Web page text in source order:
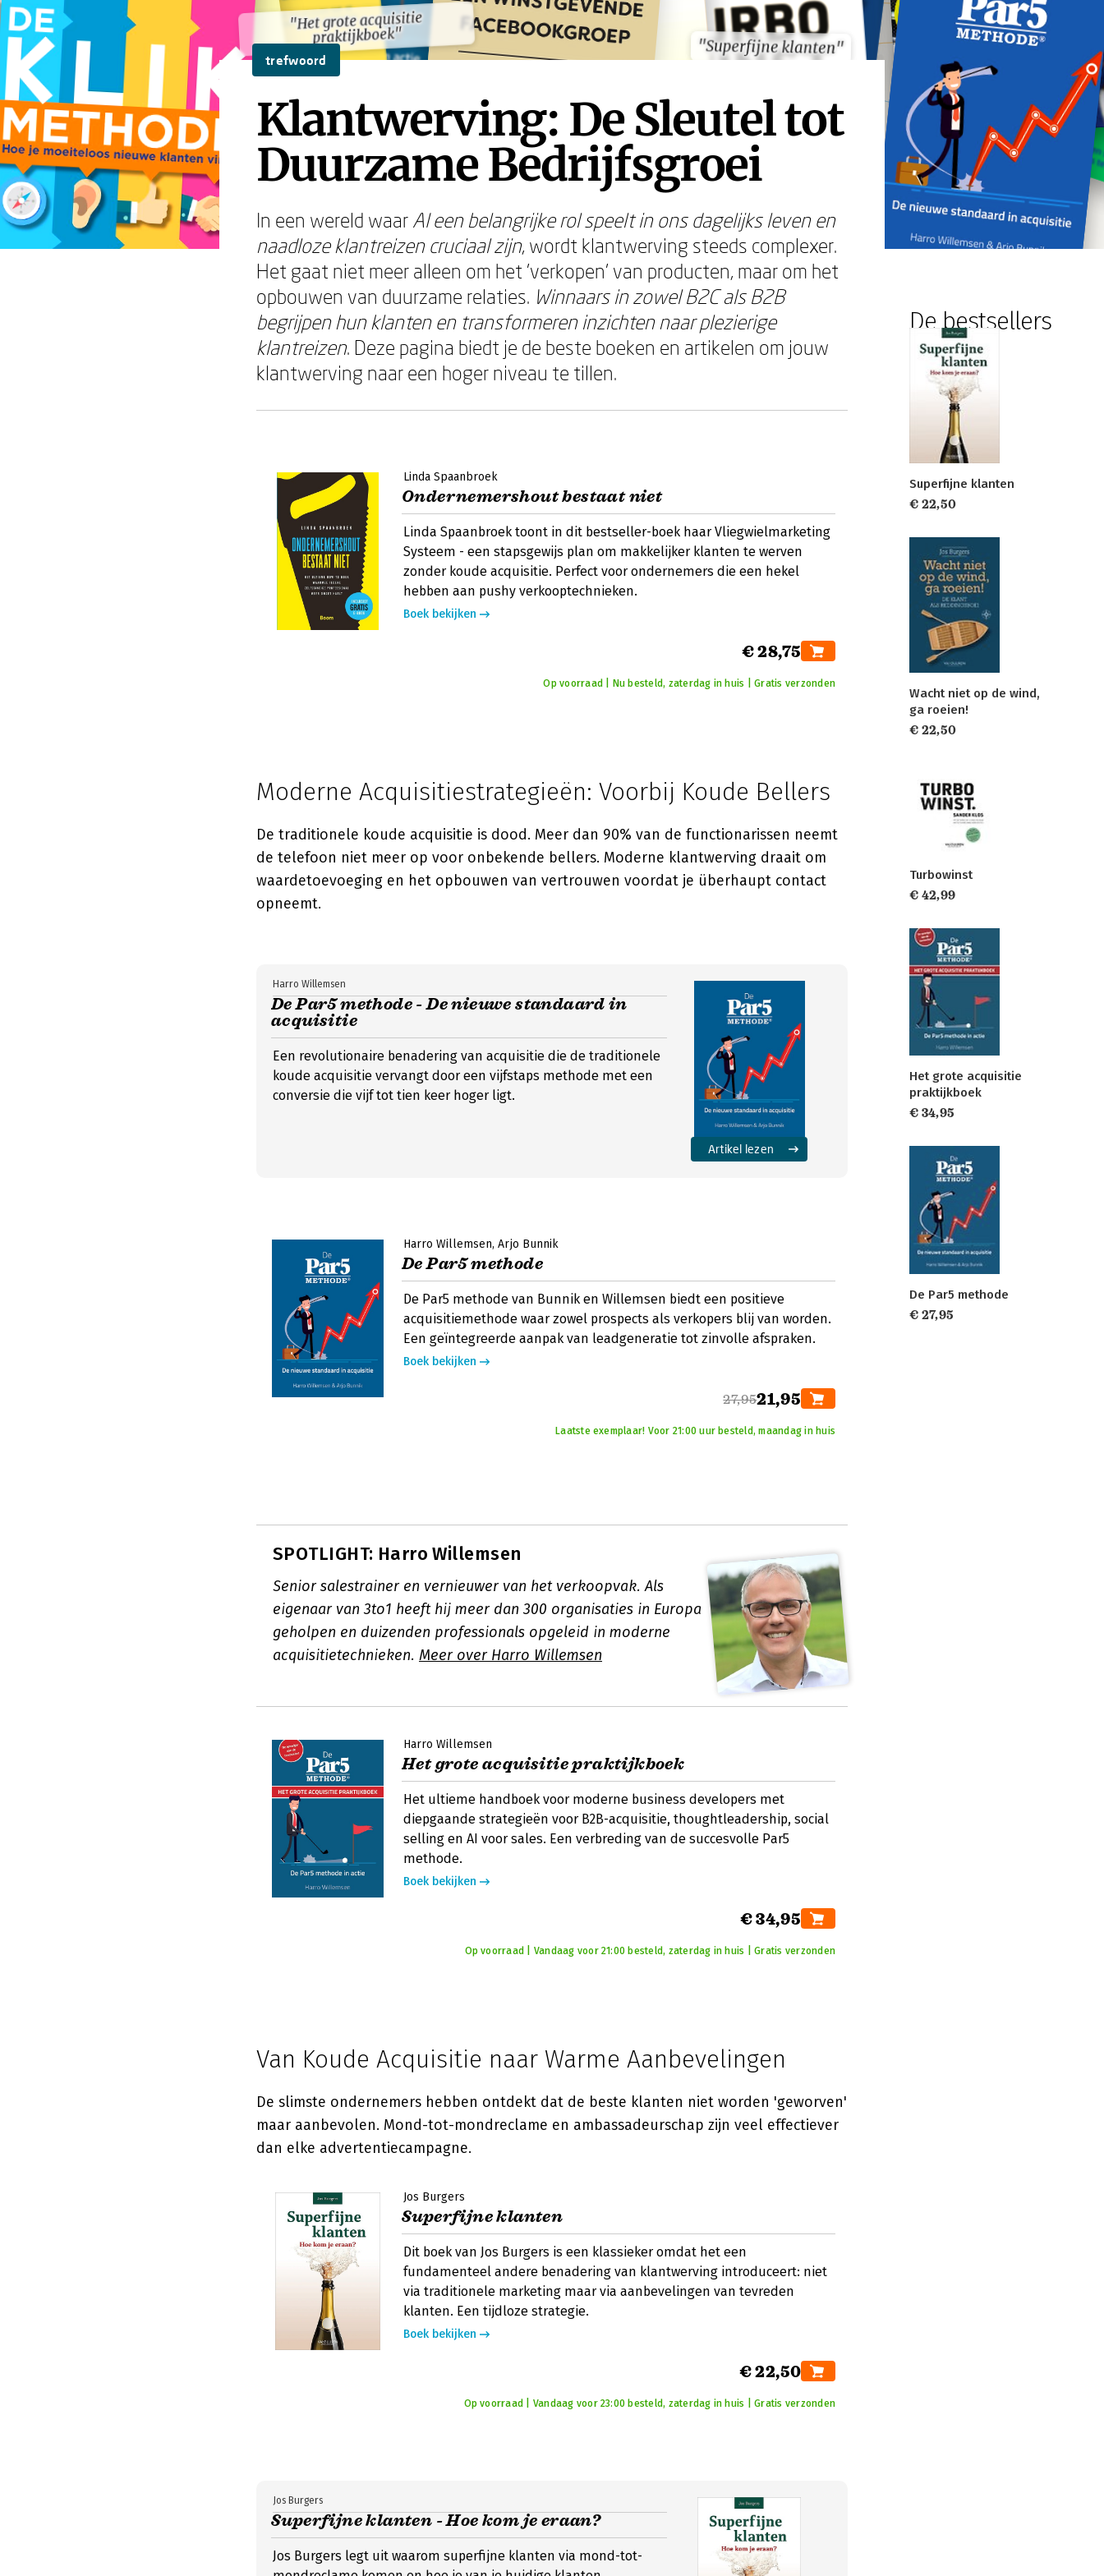
"Het grote acquisitie
praktijkboek"
"Superfijne klanten"
"Het grote acquisitie
praktijkboek"
"Superfijne klanten"
trefwoord
Klantwerving: De Sleutel tot
Duurzame Bedrijfsgroei
In een wereld waar AI een belangrijke rol speelt in ons dagelijks leven en
naadloze klantreizen cruciaal zijn, wordt klantwerving steeds complexer.
Het gaat niet meer alleen om het 'verkopen' van producten, maar om het
opbouwen van duurzame relaties. Winnaars in zowel B2C als B2B
begrijpen hun klanten en transformeren inzichten naar plezierige
klantreizen. Deze pagina biedt je de beste boeken en artikelen om jouw
klantwerving naar een hoger niveau te tillen.
Linda Spaanbroek
Ondernemershout bestaat niet
Linda Spaanbroek toont in dit bestseller-boek haar Vliegwielmarketing
Systeem - een stapsgewijs plan om makkelijker klanten te werven
zonder koude acquisitie. Perfect voor ondernemers die een hekel
hebben aan pushy verkooptechnieken.
Boek bekijken
€ 28,75
Op voorraad | Nu besteld, zaterdag in huis | Gratis verzonden
Moderne Acquisitiestrategieën: Voorbij Koude Bellers
De traditionele koude acquisitie is dood. Meer dan 90% van de functionarissen neemt
de telefoon niet meer op voor onbekende bellers. Moderne klantwerving draait om
waardetoevoeging en het opbouwen van vertrouwen voordat je überhaupt contact
opneemt.
De Par5 methode - De nieuwe standaard in
acquisitie
Harro Willemsen
Een revolutionaire benadering van acquisitie die de traditionele
koude acquisitie vervangt door een vijfstaps methode met een
conversie die vijf tot tien keer hoger ligt.
Artikel lezen
Harro Willemsen Arjo Bunnik
De Par5 methode
De Par5 methode van Bunnik en Willemsen biedt een positieve
acquisitiemethode waar zowel prospects als verkopers blij van worden.
Een geïntegreerde aanpak van leadgeneratie tot zinvolle afspraken.
Boek bekijken
27,9521,95
Laatste exemplaar! Voor 21:00 uur besteld, maandag in huis
SPOTLIGHT: Harro Willemsen
Senior salestrainer en vernieuwer van het verkoopvak. Als
eigenaar van 3to1 heeft hij meer dan 300 organisaties in Europa
geholpen en duizenden professionals opgeleid in moderne
acquisitietechnieken. Meer over Harro Willemsen
Harro Willemsen
Het grote acquisitie praktijkboek
Het ultieme handboek voor moderne business developers met
diepgaande strategieën voor B2B-acquisitie, thoughtleadership, social
selling en AI voor sales. Een verbreding van de succesvolle Par5
methode.
Boek bekijken
€ 34,95
Op voorraad | Vandaag voor 21:00 besteld, zaterdag in huis | Gratis verzonden
Van Koude Acquisitie naar Warme Aanbevelingen
De slimste ondernemers hebben ontdekt dat de beste klanten niet worden 'geworven'
maar aanbevolen. Mond-tot-mondreclame en ambassadeurschap zijn veel effectiever
dan elke advertentiecampagne.
Jos Burgers
Superfijne klanten
Dit boek van Jos Burgers is een klassieker omdat het een
fundamenteel andere benadering van klantwerving introduceert: niet
via traditionele marketing maar via aanbevelingen van tevreden
klanten. Een tijdloze strategie.
Boek bekijken
€ 22,50
Op voorraad | Vandaag voor 23:00 besteld, zaterdag in huis | Gratis verzonden
Superfijne klanten - Hoe kom je eraan?
Jos Burgers
Jos Burgers legt uit waarom superfijne klanten via mond-tot-
De bestsellers
Superfijne klanten
€ 22,50
Wacht niet op de wind,
ga roeien!
€ 22,50
Turbowinst
€ 42,99
Het grote acquisitie
praktijkboek
€ 34,95
De Par5 methode
€ 27,95